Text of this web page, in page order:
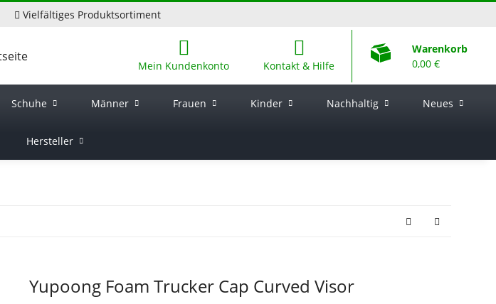
Vielfältiges Produktsortiment
Mein Kundenkonto Kontakt & Hilfe
Warenkorb
0,00 €
Schuhe Männer Frauen Kinder Nachhaltig Neues
Hersteller
Yupoong Foam Trucker Cap Curved Visor